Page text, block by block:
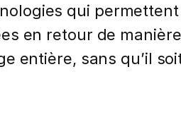
qui
en retour de
entière, sans qu’il